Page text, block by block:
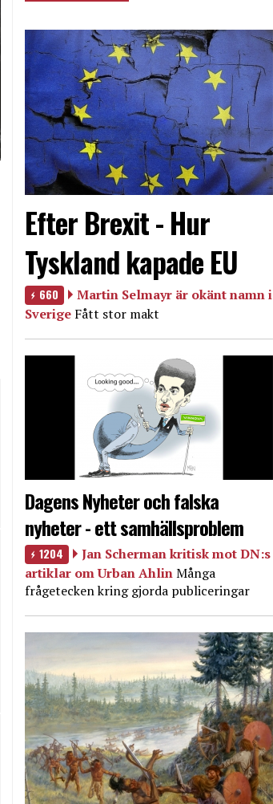
Efter Brexit - Hur
Tyskland kapade EU
660
Martin Selmayr är okänt namn i
Sverige Fått stor makt
Dagens Nyheter och falska
nyheter - ett samhällsproblem
1204
Jan Scherman kritisk mot DN:s
artiklar om Urban AhlinMånga
frågetecken kring gjorda publiceringar